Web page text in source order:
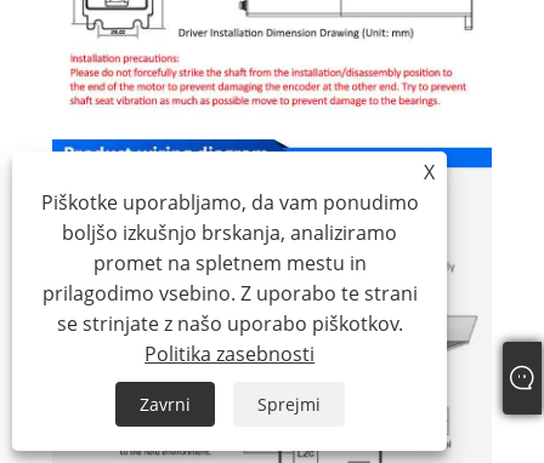
X
Piškotke uporabljamo, da vam ponudimo
boljšo izkušnjo brskanja, analiziramo
promet na spletnem mestu in
prilagodimo vsebino. Z uporabo te strani
se strinjate z našo uporabo piškotkov.
Politika zasebnosti
Zavrni Sprejmi